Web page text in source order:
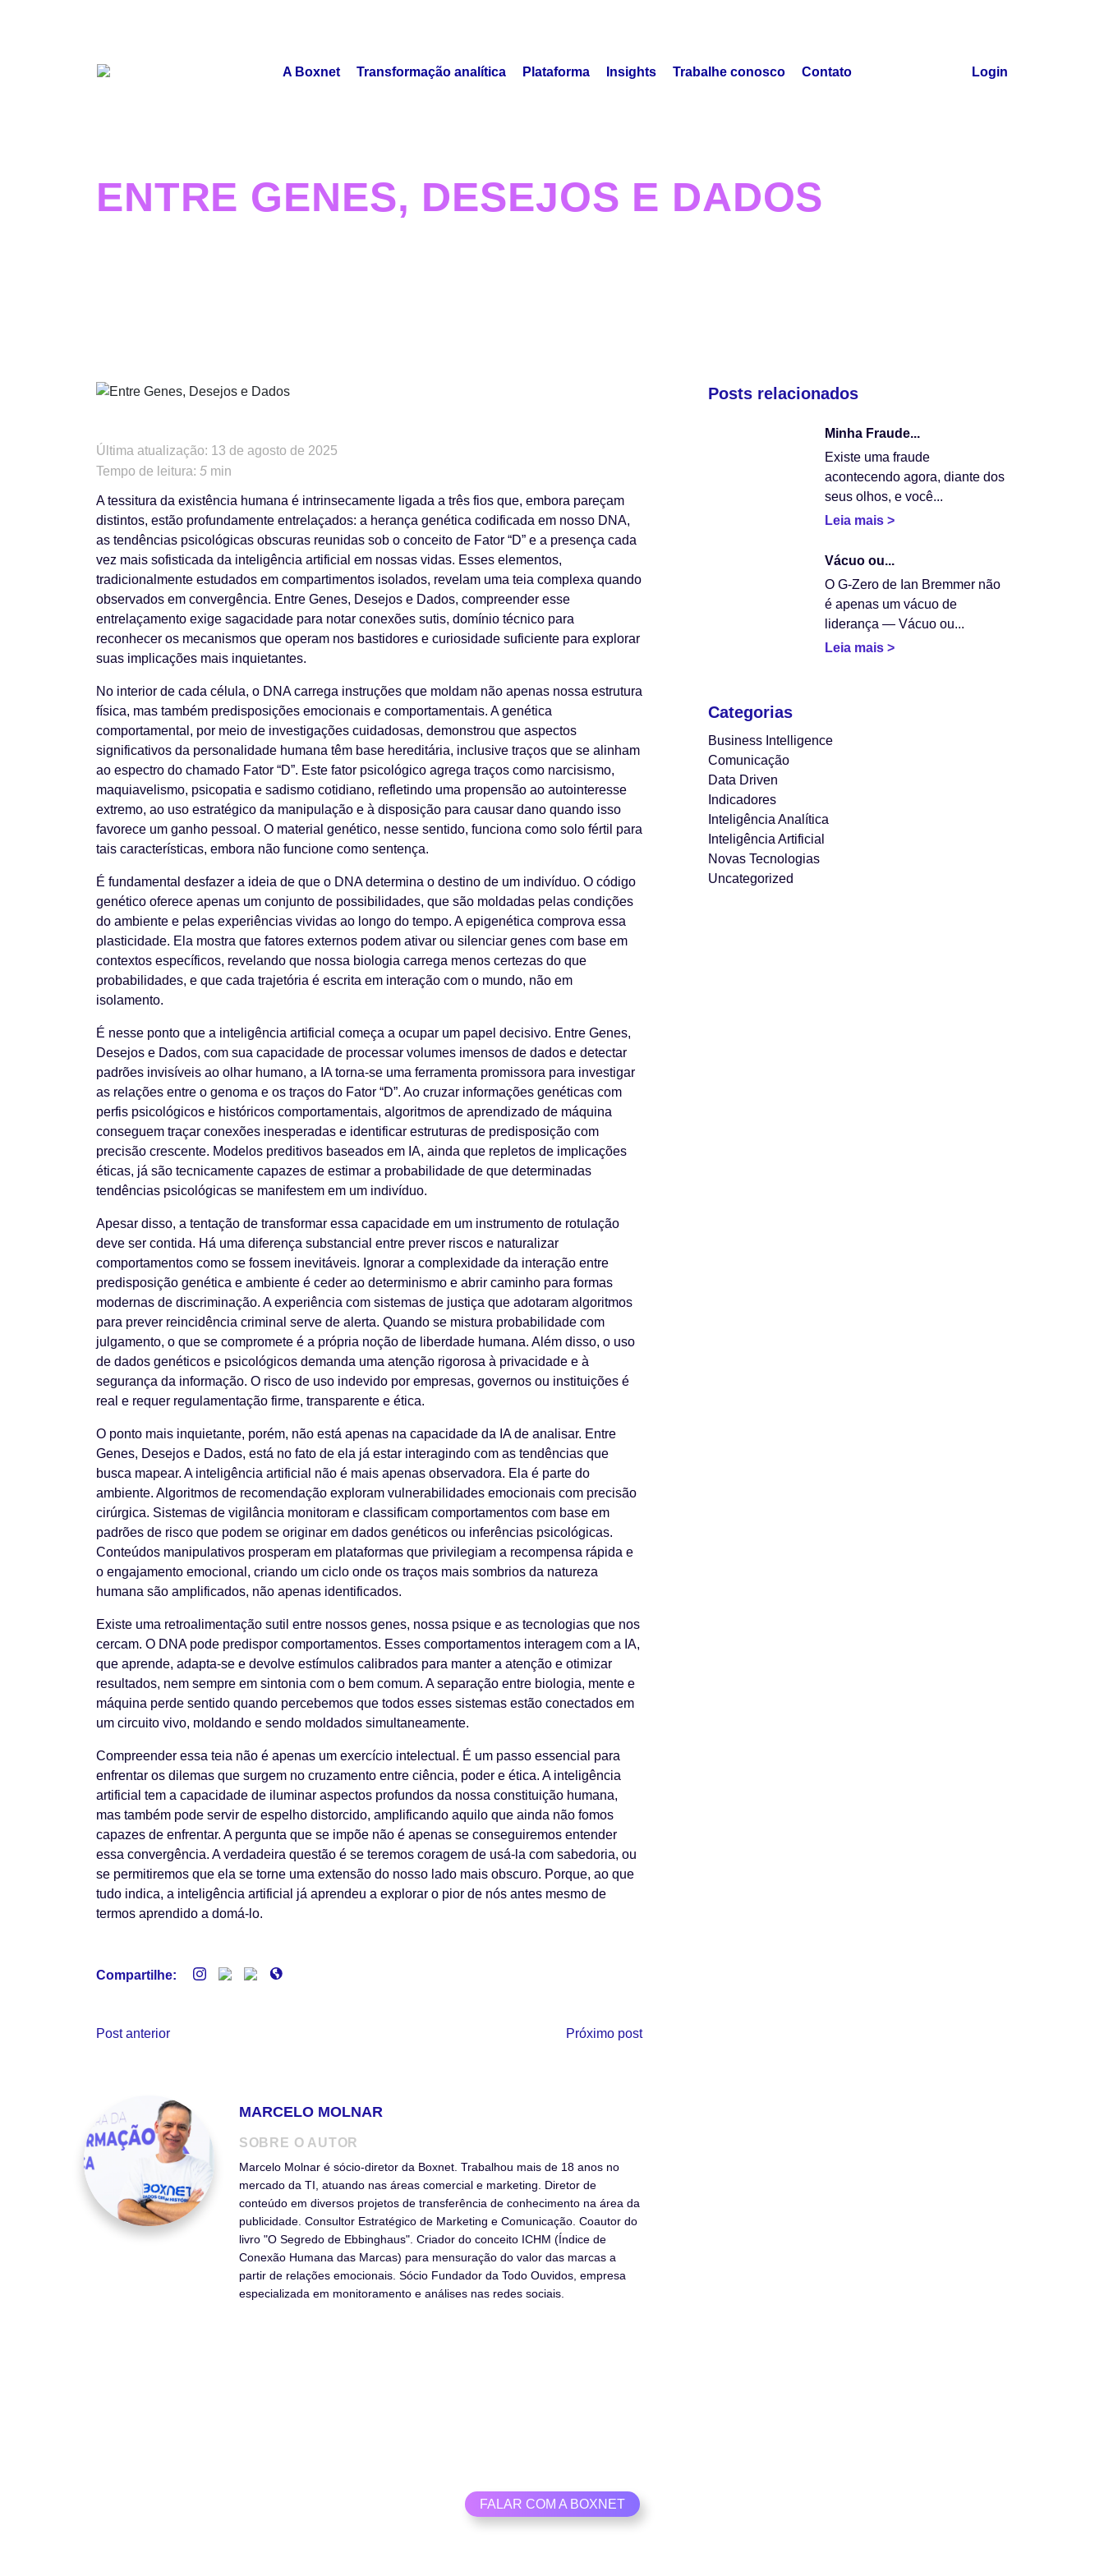
A Boxnet Transformação analítica Plataforma Insights Trabalhe conosco Contato Login
ENTRE GENES, DESEJOS E DADOS
Última atualização: 13 de agosto de 2025
Tempo de leitura: 5 min
A tessitura da existência humana é intrinsecamente ligada a três fios que, embora pareçam
distintos, estão profundamente entrelaçados: a herança genética codificada em nosso DNA,
as tendências psicológicas obscuras reunidas sob o conceito de Fator “D” e a presença cada
vez mais sofisticada da inteligência artificial em nossas vidas. Esses elementos,
tradicionalmente estudados em compartimentos isolados, revelam uma teia complexa quando
observados em convergência. Entre Genes, Desejos e Dados, compreender esse
entrelaçamento exige sagacidade para notar conexões sutis, domínio técnico para
reconhecer os mecanismos que operam nos bastidores e curiosidade suficiente para explorar
suas implicações mais inquietantes.
No interior de cada célula, o DNA carrega instruções que moldam não apenas nossa estrutura
física, mas também predisposições emocionais e comportamentais. A genética
comportamental, por meio de investigações cuidadosas, demonstrou que aspectos
significativos da personalidade humana têm base hereditária, inclusive traços que se alinham
ao espectro do chamado Fator “D”. Este fator psicológico agrega traços como narcisismo,
maquiavelismo, psicopatia e sadismo cotidiano, refletindo uma propensão ao autointeresse
extremo, ao uso estratégico da manipulação e à disposição para causar dano quando isso
favorece um ganho pessoal. O material genético, nesse sentido, funciona como solo fértil para
tais características, embora não funcione como sentença.
É fundamental desfazer a ideia de que o DNA determina o destino de um indivíduo. O código
genético oferece apenas um conjunto de possibilidades, que são moldadas pelas condições
do ambiente e pelas experiências vividas ao longo do tempo. A epigenética comprova essa
plasticidade. Ela mostra que fatores externos podem ativar ou silenciar genes com base em
contextos específicos, revelando que nossa biologia carrega menos certezas do que
probabilidades, e que cada trajetória é escrita em interação com o mundo, não em
isolamento.
É nesse ponto que a inteligência artificial começa a ocupar um papel decisivo. Entre Genes,
Desejos e Dados, com sua capacidade de processar volumes imensos de dados e detectar
padrões invisíveis ao olhar humano, a IA torna-se uma ferramenta promissora para investigar
as relações entre o genoma e os traços do Fator “D”. Ao cruzar informações genéticas com
perfis psicológicos e históricos comportamentais, algoritmos de aprendizado de máquina
conseguem traçar conexões inesperadas e identificar estruturas de predisposição com
precisão crescente. Modelos preditivos baseados em IA, ainda que repletos de implicações
éticas, já são tecnicamente capazes de estimar a probabilidade de que determinadas
tendências psicológicas se manifestem em um indivíduo.
Apesar disso, a tentação de transformar essa capacidade em um instrumento de rotulação
deve ser contida. Há uma diferença substancial entre prever riscos e naturalizar
comportamentos como se fossem inevitáveis. Ignorar a complexidade da interação entre
predisposição genética e ambiente é ceder ao determinismo e abrir caminho para formas
modernas de discriminação. A experiência com sistemas de justiça que adotaram algoritmos
para prever reincidência criminal serve de alerta. Quando se mistura probabilidade com
julgamento, o que se compromete é a própria noção de liberdade humana. Além disso, o uso
de dados genéticos e psicológicos demanda uma atenção rigorosa à privacidade e à
segurança da informação. O risco de uso indevido por empresas, governos ou instituições é
real e requer regulamentação firme, transparente e ética.
O ponto mais inquietante, porém, não está apenas na capacidade da IA de analisar. Entre
Genes, Desejos e Dados, está no fato de ela já estar interagindo com as tendências que
busca mapear. A inteligência artificial não é mais apenas observadora. Ela é parte do
ambiente. Algoritmos de recomendação exploram vulnerabilidades emocionais com precisão
cirúrgica. Sistemas de vigilância monitoram e classificam comportamentos com base em
padrões de risco que podem se originar em dados genéticos ou inferências psicológicas.
Conteúdos manipulativos prosperam em plataformas que privilegiam a recompensa rápida e
o engajamento emocional, criando um ciclo onde os traços mais sombrios da natureza
humana são amplificados, não apenas identificados.
Existe uma retroalimentação sutil entre nossos genes, nossa psique e as tecnologias que nos
cercam. O DNA pode predispor comportamentos. Esses comportamentos interagem com a IA,
que aprende, adapta-se e devolve estímulos calibrados para manter a atenção e otimizar
resultados, nem sempre em sintonia com o bem comum. A separação entre biologia, mente e
máquina perde sentido quando percebemos que todos esses sistemas estão conectados em
um circuito vivo, moldando e sendo moldados simultaneamente.
Compreender essa teia não é apenas um exercício intelectual. É um passo essencial para
enfrentar os dilemas que surgem no cruzamento entre ciência, poder e ética. A inteligência
artificial tem a capacidade de iluminar aspectos profundos da nossa constituição humana,
mas também pode servir de espelho distorcido, amplificando aquilo que ainda não fomos
capazes de enfrentar. A pergunta que se impõe não é apenas se conseguiremos entender
essa convergência. A verdadeira questão é se teremos coragem de usá-la com sabedoria, ou
se permitiremos que ela se torne uma extensão do nosso lado mais obscuro. Porque, ao que
tudo indica, a inteligência artificial já aprendeu a explorar o pior de nós antes mesmo de
termos aprendido a domá-lo.
Compartilhe:
Post anterior Próximo post
MARCELO MOLNAR
SOBRE O AUTOR
Marcelo Molnar é sócio-diretor da Boxnet. Trabalhou mais de 18 anos no
mercado da TI, atuando nas áreas comercial e marketing. Diretor de
conteúdo em diversos projetos de transferência de conhecimento na área da
publicidade. Consultor Estratégico de Marketing e Comunicação. Coautor do
livro "O Segredo de Ebbinghaus". Criador do conceito ICHM (Índice de
Conexão Humana das Marcas) para mensuração do valor das marcas a
partir de relações emocionais. Sócio Fundador da Todo Ouvidos, empresa
especializada em monitoramento e análises nas redes sociais.
Posts relacionados
Minha Fraude...
Existe uma fraude
acontecendo agora, diante dos
seus olhos, e você...
Leia mais >
Vácuo ou...
O G-Zero de Ian Bremmer não
é apenas um vácuo de
liderança — Vácuo ou...
Leia mais >
Categorias
Business Intelligence
Comunicação
Data Driven
Indicadores
Inteligência Analítica
Inteligência Artificial
Novas Tecnologias
Uncategorized
FALAR COM A BOXNET